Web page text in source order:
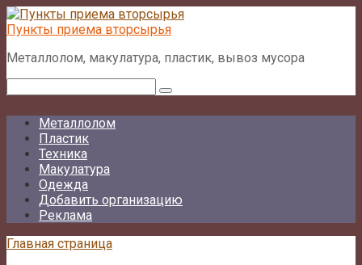
Перейти
к
Пункты приема вторсырья
Металлолом, макулатура, пластик, вывоз мусора
Металлолом
Пластик
Техника
Макулатура
Одежда
Добавить организацию
Реклама
Главная страница